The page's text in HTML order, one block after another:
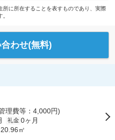
に所在することを表すものであり、実際
わせ(無料)
理費等：4,000円)
礼金 0ヶ月
20.96㎡